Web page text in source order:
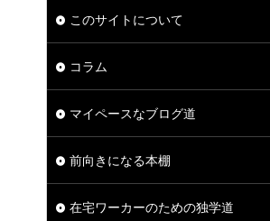
このサイトについて
コラム
マイペースなブログ道
前向きになる本棚
在宅ワーカーのための独学道